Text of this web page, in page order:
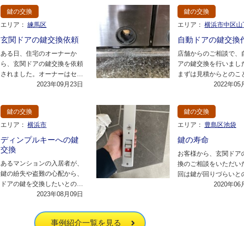
鍵の交換
エリア： 練馬区
玄関ドアの鍵交換依頼
ある日、住宅のオーナーか
ら、玄関ドアの鍵交換を依頼
されました。オーナーはセキ
ュリティを強化したいと考え
2023年09月23日
鍵の交換
エリア： 横浜市中区山
自動ドアの鍵交換
店舗からのご相談で、
アの鍵交換を行いまし
まずは見積からとのこ
たので、中区に一番早
2022年05
鍵の交換
エリア： 横浜市
ディンプルキーへの鍵
交換
あるマンションの入居者が、
鍵の紛失や盗難の心配から、
ドアの鍵を交換したいとの要
望を持っていました。セキュ
2023年08月09日
鍵の交換
エリア： 豊島区池袋
鍵の寿命
お客様から、玄関ドア
換のご相談をいただい
回は鍵が回りづらいと
でお問い合わせくださ
2020年06
事例紹介一覧を見る